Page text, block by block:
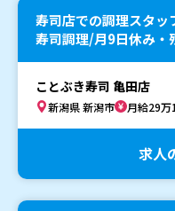
寿司店での調理スタ
寿司調理/月9日休み・
ことぶき寿司 亀田店
新潟県 新潟市 月給29
求人